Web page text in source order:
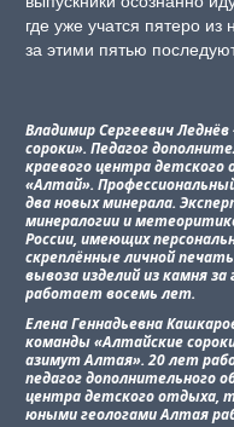
где уже учатся пятеро
за этими пятью
Владимир Сергеевич
сороки». Педагог
краевого центра детского
«Алтай».
два новых минерала.
минералогии и
России, имеющих
скреплённые личной
вывоза изделий из камня
работает восемь лет.
Елена Геннадьевна
команды «Алтайские
азимут Алтая». 20 лет
педагог дополнительного
центра детского отдыха,
юными геологами Алтая